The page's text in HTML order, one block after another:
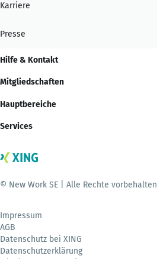
Karriere
Presse
Hilfe & Kontakt
Mitgliedschaften
Hauptbereiche
Services
© New Work SE | Alle Rechte vorbehalten
Impressum
AGB
Datenschutz bei XING
Datenschutzerklärung